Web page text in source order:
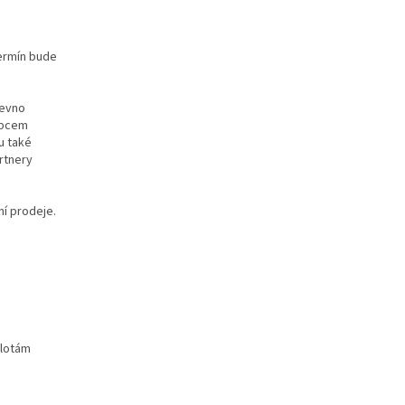
bude
také
prodeje.